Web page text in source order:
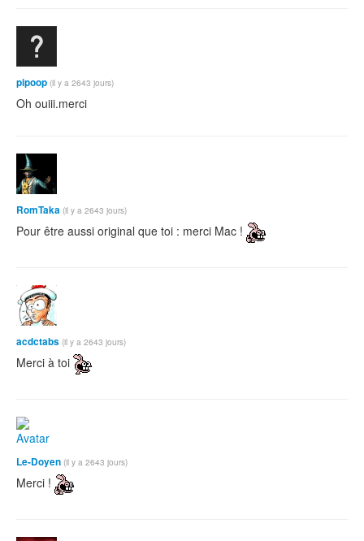
pipoop (il y a 2643 jours)
Oh ouiii.merci
RomTaka (il y a 2643 jours)
Pour être aussi original que toi : merci Mac !
acdctabs (il y a 2643 jours)
Merci à toi
Le-Doyen (il y a 2643 jours)
Merci !